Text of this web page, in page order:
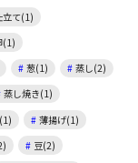
立て(1)
(1)
葱(1)
蒸し(2)
蒸し焼き(1)
薄揚げ(1)
豆(2)